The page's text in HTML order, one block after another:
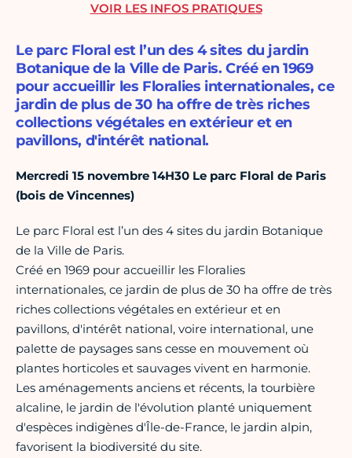
Le parc Floral est l’un des 4 sites du jardin
Botanique de la Ville de Paris. Créé en 1969
pour accueillir les Floralies internationales, ce
jardin de plus de 30 ha offre de très riches
collections végétales en extérieur et en
pavillons, d'intérêt national.
Mercredi 15 novembre 14H30 Le parc Floral de Paris
(bois de Vincennes)
Le parc Floral est l’un des 4 sites du jardin Botanique
de la Ville de Paris.
Créé en 1969 pour accueillir les Floralies
internationales, ce jardin de plus de 30 ha offre de très
riches collections végétales en extérieur et en
pavillons, d'intérêt national, voire international, une
palette de paysages sans cesse en mouvement où
plantes horticoles et sauvages vivent en harmonie.
Les aménagements anciens et récents, la tourbière
alcaline, le jardin de l'évolution planté uniquement
d'espèces indigènes d'Île-de-France, le jardin alpin,
favorisent la biodiversité du site.
VOIR LES INFOS PRATIQUES